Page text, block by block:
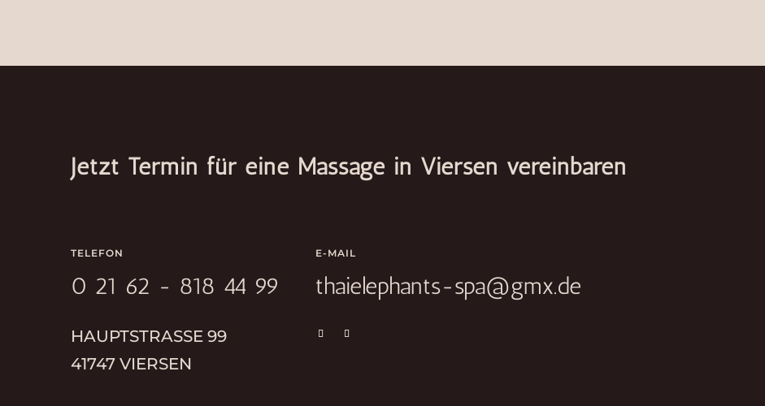
Jetzt Termin für eine Massage in Viersen vereinbaren
TELEFON
0 21 62 - 818 44 99
HAUPTSTRASSE 99
41747 VIERSEN
E-MAIL
thaielephants-spa@gmx.de